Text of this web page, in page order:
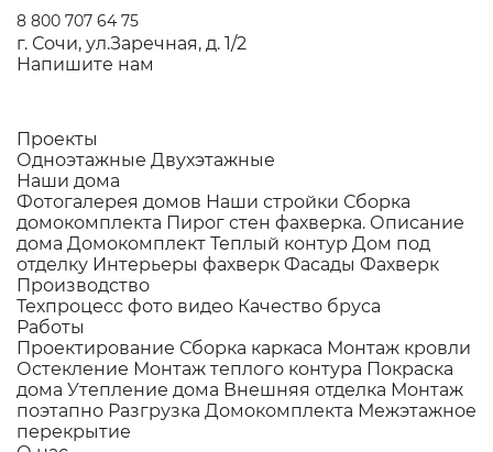
8 800 707 64 75
г. Сочи, ул.Заречная, д. 1/2
Напишите нам
Проекты
Одноэтажные Двухэтажные
Наши дома
Фотогалерея домов Наши стройки Сборка
домокомплекта Пирог стен фахверка. Описание
дома Домокомплект Теплый контур Дом под
отделку Интерьеры фахверк Фасады Фахверк
Производство
Техпроцесс фото видео Качество бруса
Работы
Проектирование Сборка каркаса Монтаж кровли
Остекление Монтаж теплого контура Покраска
дома Утепление дома Внешняя отделка Монтаж
поэтапно Разгрузка Домокомплекта Межэтажное
перекрытие